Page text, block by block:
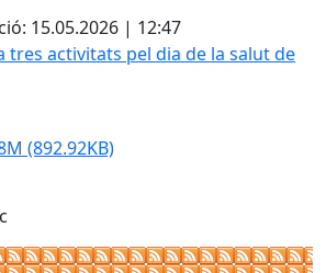
15.05.2026 | 12:47
activitats pel dia de la salut de les
(892.92KB)